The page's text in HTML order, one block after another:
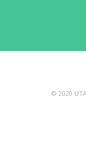
© 2020 UTA